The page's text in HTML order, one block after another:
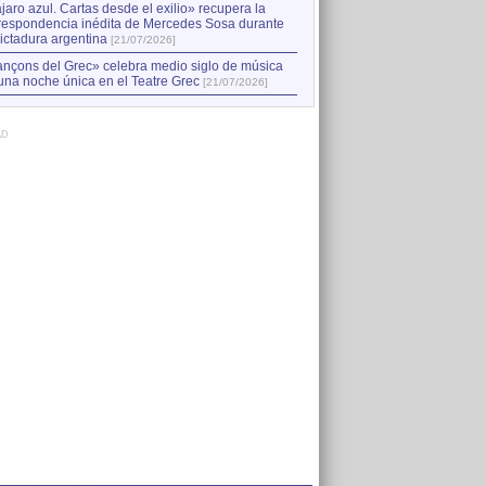
azul. Cartas desde el exilio» recupera la
inédita de Mercedes Sosa durante
argentina [21/07/2026]
del Grec» celebra medio siglo de música
noche única en el Teatre Grec [21/07/2026]